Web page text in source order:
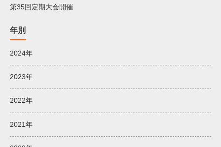
第35回定期大会開催
年別
2024年
2023年
2022年
2021年